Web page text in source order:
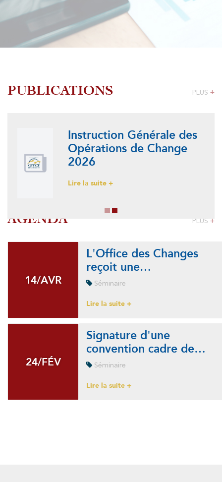
PUBLICATIONS PLUS +
Instruction Générale des
Opérations de Change
2026
Lire la suite +
AGENDA PLUS +
14/AVR
14/AVR
L'Office des Changes
reçoit une…
Séminaire
Lire la suite +
24/FÉV
24/FÉV
Signature d'une
convention cadre de…
Séminaire
Lire la suite +